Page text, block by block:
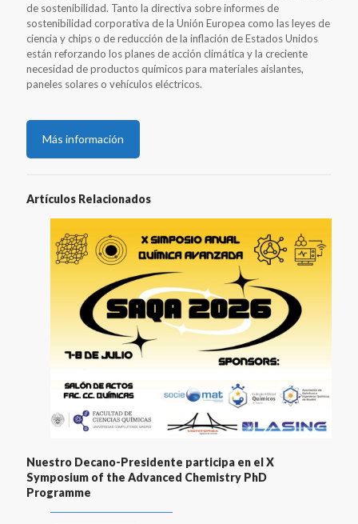
de sostenibilidad. Tanto la directiva sobre informes de
sostenibilidad corporativa de la Unión Europea como las leyes de
ciencia y chips o de reducción de la inflación de Estados Unidos
están reforzando los planes de acción climática y la creciente
necesidad de productos químicos para materiales aislantes,
paneles solares o vehículos eléctricos.
Más información
Artículos Relacionados
Nuestro Decano-Presidente participa en el X
Symposium of the Advanced Chemistry PhD
Programme